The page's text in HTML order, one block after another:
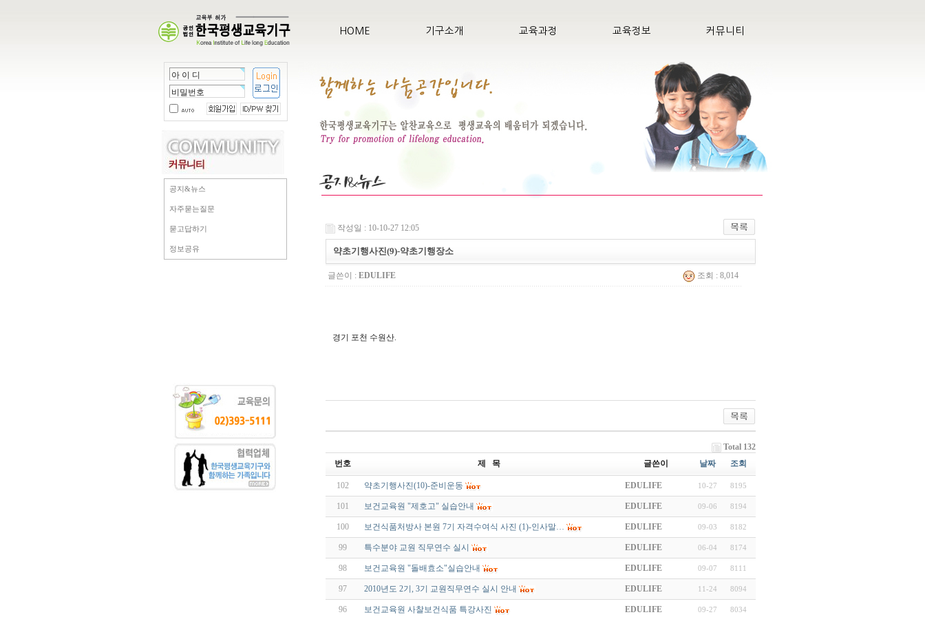
HOME 기구소개 교육과정 교육정보 커뮤니티
공지&뉴스
자주묻는질문
묻고답하기
정보공유
작성일 : 10-10-27 12:05
약초기행사진(9)-약초기행장소
글쓴이 : EDULIFE 조회 : 8,014
경기 포천 수원산.
Total 132
번호
제 목 글쓴이 날짜 조회
102 약초기행사진(10)-준비운동 EDULIFE 10-27 8195
101 보건교육원 "제호고" 실습안내 EDULIFE 09-06 8194
100 보건식품처방사 본원 7기 자격수여식 사진 (1)-인사말… EDULIFE 09-03 8182
99 특수분야 교원 직무연수 실시 EDULIFE 06-04 8174
98 보건교육원 "돌배효소"실습안내 EDULIFE 09-07 8111
97 2010년도 2기, 3기 교원직무연수 실시 안내 EDULIFE 11-24 8094
96 보건교육원 사찰보건식품 특강사진 EDULIFE 09-27 8034